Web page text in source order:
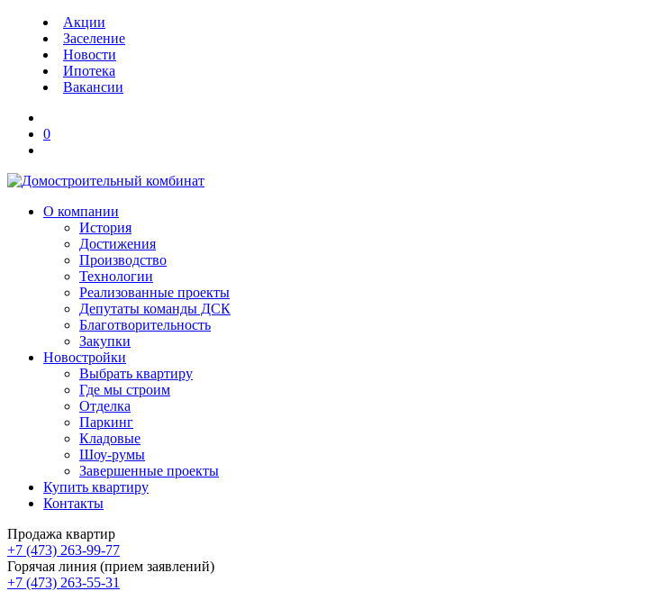
Акции
Заселение
Новости
Ипотека
Вакансии
0
О компании
История
Достижения
Производство
Технологии
Реализованные проекты
Депутаты команды ДСК
Благотворительность
Закупки
Новостройки
Выбрать квартиру
Где мы строим
Отделка
Паркинг
Кладовые
Шоу-румы
Завершенные проекты
Купить квартиру
Контакты
Продажа квартир
+7 (473) 263-99-77
Горячая линия (прием заявлений)
+7 (473) 263-55-31